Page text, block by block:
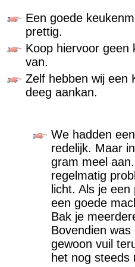
Een goede
prettig.
Koop hiervoor geen
van.
Zelf hebben wij een
deeg aankan.
We hadden
redelijk. Maar
gram meel
regelmatig
licht. Als je
een goede
Bak je
Bovendien
gewoon vuil
het nog steeds